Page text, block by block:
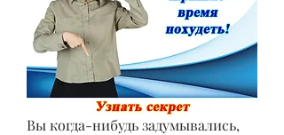
Вы когда-нибудь задумывались,